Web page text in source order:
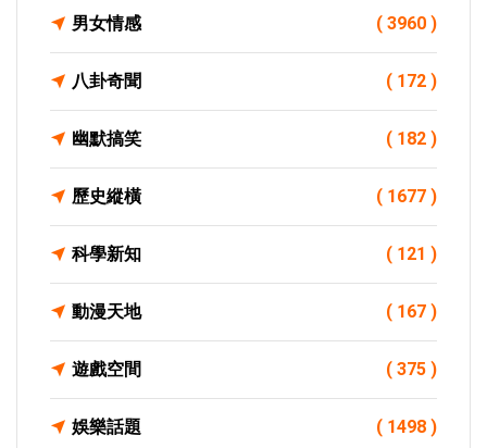
男女情感 ( 3960 )
八卦奇聞 ( 172 )
幽默搞笑 ( 182 )
歷史縱橫 ( 1677 )
科學新知 ( 121 )
動漫天地 ( 167 )
遊戲空間 ( 375 )
娛樂話題 ( 1498 )